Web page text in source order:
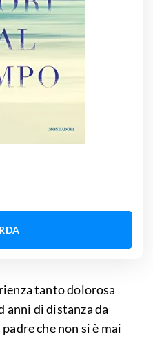
tanto dolorosa
anni di distanza da
che non si è mai